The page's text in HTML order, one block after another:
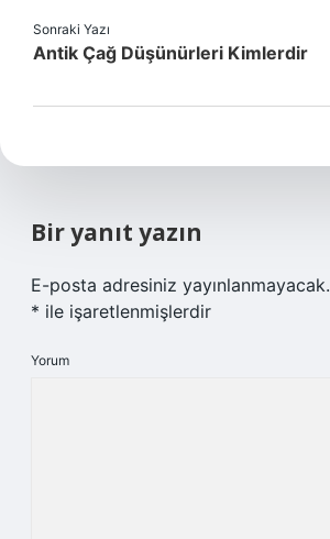
Sonraki Yazı
Antik Çağ Düşünürleri Kimlerdir
Bir yanıt yazın
E-posta adresiniz yayınlanmayacak.
* ile işaretlenmişlerdir
Yorum